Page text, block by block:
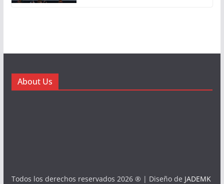
About Us
Todos los derechos reservados 2026 ® | Diseño de JADEMK